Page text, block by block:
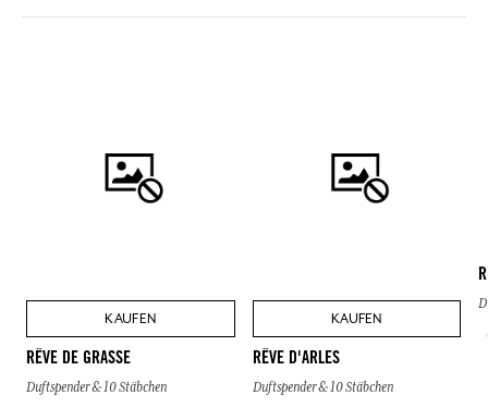
KAUFEN
RÊVE DE GRASSE
Duftspender & 10 Stäbchen
KAUFEN
RÊVE D'ARLES
Duftspender & 10 Stäbchen